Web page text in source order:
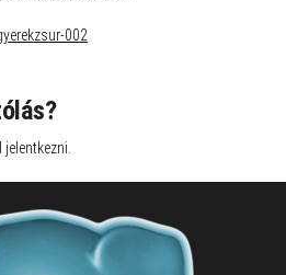
002
jelentkezni.